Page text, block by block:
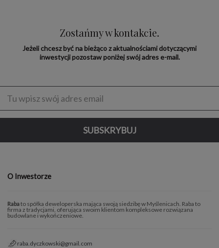
Zostańmy w kontakcie.
Jeżeli chcesz być na bieżąco z aktualnościami dotyczącymi
inwestycji pozostaw poniżej swój adres e-mail.
SUBSKRYBUJ
O Inwestorze
Rabato spółka deweloperska mająca swoją siedzibę w Myślenicach. Raba to
firma z tradycjami, oferująca swoim klientom kompleksowe rozwiązana
budowlane i wykończeniowe.
raba.dyczkowski@gmail.com